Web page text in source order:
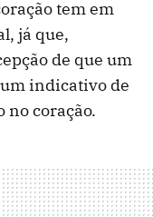
tem em
já que,
de que um
indicativo de
no coração.